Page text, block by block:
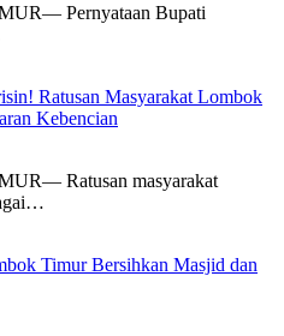
Pernyataan Bupati
Ratusan Masyarakat Lombok
Kebencian
Ratusan masyarakat
Timur Bersihkan Masjid dan